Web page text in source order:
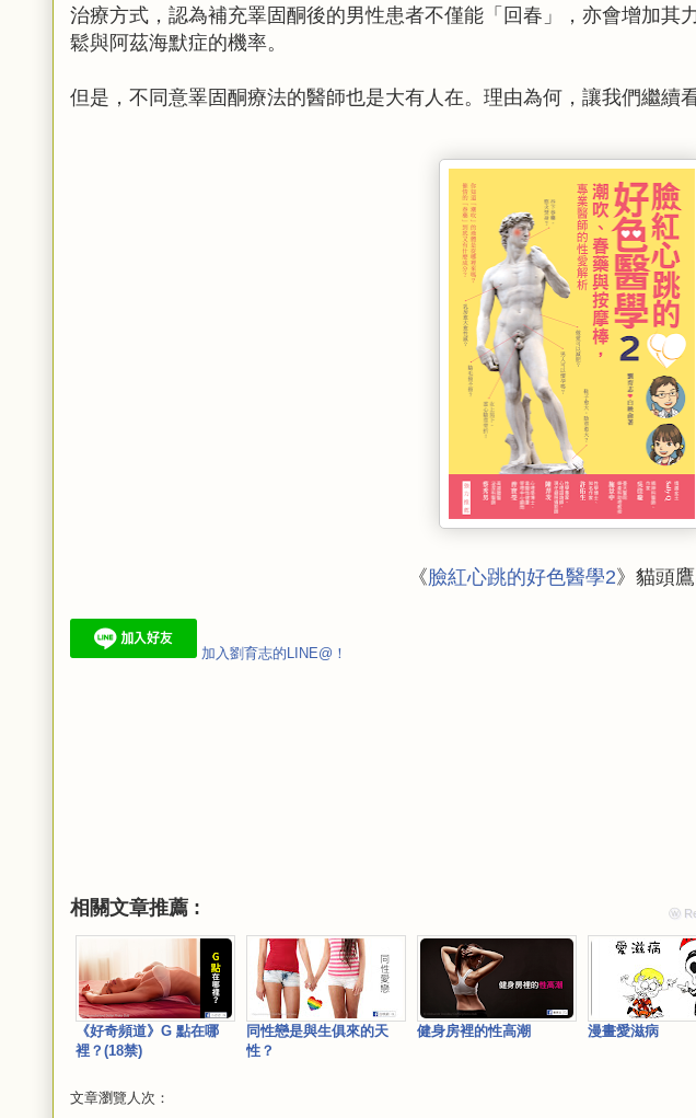
治療方式，認為補充睪固酮後的男性患者不僅能「回春」，亦會增加其
鬆與阿茲海默症的機率。
但是，不同意睪固酮療法的醫師也是大有人在。理由為何，讓我們繼續看
《臉紅心跳的好色醫學2》貓頭
加入劉育志的LINE@！
相關文章推薦 : ⓦ
《好奇頻道》G 點在哪
裡？(18禁)
同性戀是與生俱來的天
性？
健身房裡的性高潮 漫畫愛滋病
文章瀏覽人次：